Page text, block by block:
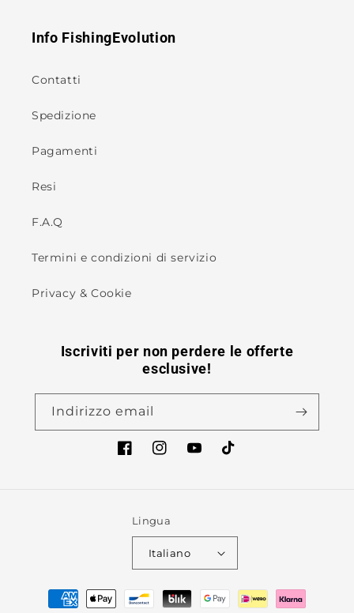
Info FishingEvolution
Contatti
Spedizione
Pagamenti
Resi
F.A.Q
Termini e condizioni di servizio
Privacy & Cookie
Iscriviti per non perdere le offerte
esclusive!
Indirizzo email
FacebookInstagramYouTubeTikTok
Lingua
Italiano
Metodi